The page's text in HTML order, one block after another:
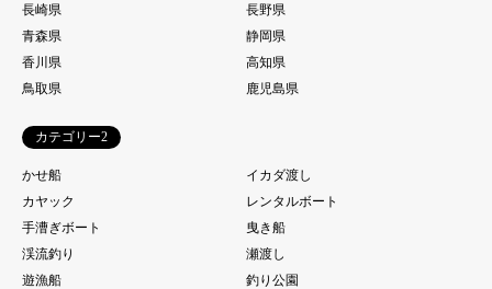
長崎県
長野県
青森県
静岡県
香川県
高知県
鳥取県
鹿児島県
カテゴリー2
かせ船
イカダ渡し
カヤック
レンタルボート
手漕ぎボート
曳き船
渓流釣り
瀬渡し
遊漁船
釣り公園